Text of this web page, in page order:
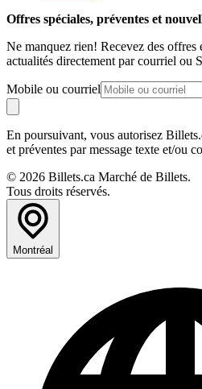
Offres spéciales, préventes et
Ne manquez rien! Recevez des offres
actualités directement par courriel ou
Mobile ou courriel
En poursuivant, vous autorisez
et préventes par message texte et/ou
© 2026 Billets.ca Marché de Billets.
Tous droits réservés.
Montréal